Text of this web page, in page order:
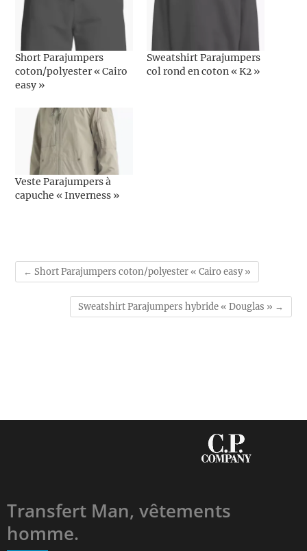
Short Parajumpers
coton/polyester « Cairo
easy »
Sweatshirt Parajumpers
col rond en coton « K2 »
Veste Parajumpers à
capuche « Inverness »
← Short Parajumpers coton/polyester « Cairo easy »
Sweatshirt Parajumpers hybride « Douglas » →
Transfert Man, vêtements
homme.